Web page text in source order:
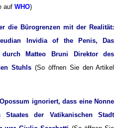
auf WHO)
die Bürogrenzen mit der Realität:
Invidia of the Penis, Das
Matteo Bruni Direktor des
Stuhls (So öffnen Sie den Artikel
ignoriert, dass eine Nonne
Staates der Vatikanischen Stadt